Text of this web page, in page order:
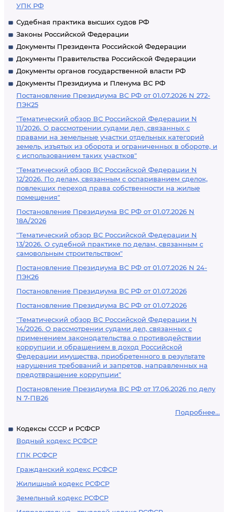
УПК РФ
Судебная практика высших судов РФ
Законы Российской Федерации
Документы Президента Российской Федерации
Документы Правительства Российской Федерации
Документы органов государственной власти РФ
Документы Президиума и Пленума ВС РФ
Постановление Президиума ВС РФ от 01.07.2026 N 272-
ПЭК25
"Тематический обзор ВС Российской Федерации N
11/2026. О рассмотрении судами дел, связанных с
правами на земельные участки отдельных категорий
земель, изъятых из оборота и ограниченных в обороте, и
с использованием таких участков"
"Тематический обзор ВС Российской Федерации N
12/2026. По делам, связанным с оспариванием сделок,
повлекших переход права собственности на жилые
помещения"
Постановление Президиума ВС РФ от 01.07.2026 N
18А/2026
"Тематический обзор ВС Российской Федерации N
13/2026. О судебной практике по делам, связанным с
самовольным строительством"
Постановление Президиума ВС РФ от 01.07.2026 N 24-
ПЭК26
Постановление Президиума ВС РФ от 01.07.2026
Постановление Президиума ВС РФ от 01.07.2026
"Тематический обзор ВС Российской Федерации N
14/2026. О рассмотрении судами дел, связанных с
применением законодательства о противодействии
коррупции и обращением в доход Российской
Федерации имущества, приобретенного в результате
нарушения требований и запретов, направленных на
предотвращение коррупции"
Постановление Президиума ВС РФ от 17.06.2026 по делу
N 7-ПВ26
Подробнее...
Кодексы СССР и РСФСР
Водный кодекс РСФСР
ГПК РСФСР
Гражданский кодекс РСФСР
Жилищный кодекс РСФСР
Земельный кодекс РСФСР